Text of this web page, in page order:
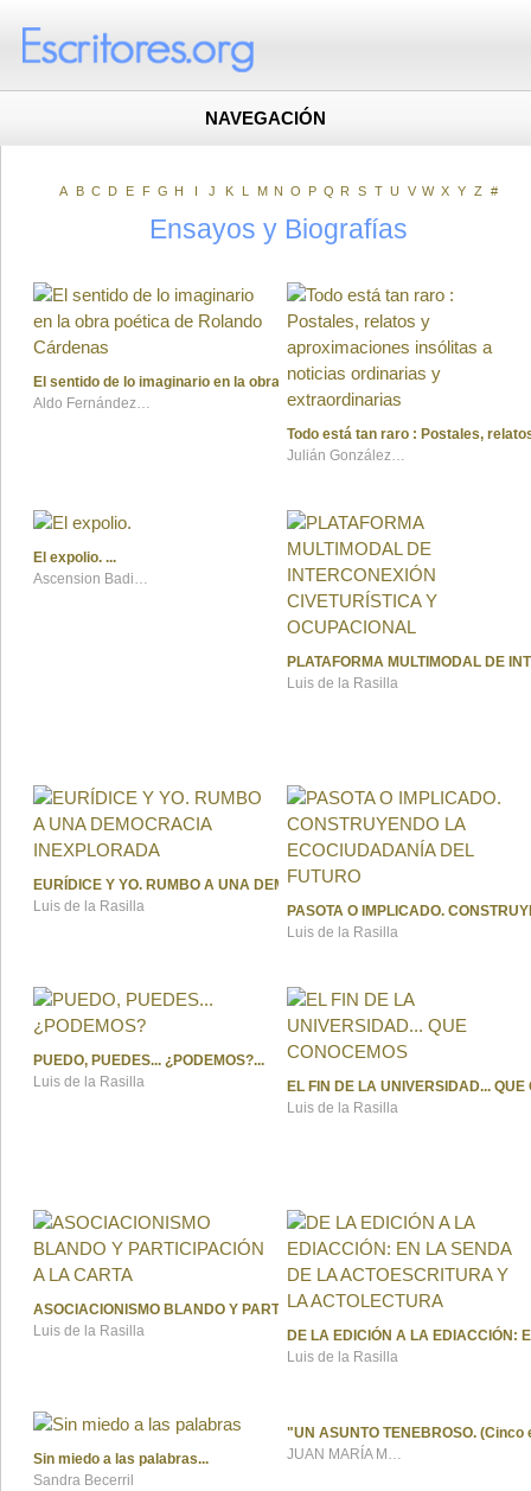
NAVEGACIÓN
A B C D E F G H J K L M N O P Q R S T U V W X Y Z #
Ensayos y Biografías
El sentido de lo imaginario en la obra poética de Rolando Cárdenas
Aldo Fernández Jaramillo
Todo está tan raro : Postales,
Julián González Mina
El expolio.
Ascension Badiola
PLATAFORMA MULTIMODAL DE
Luis de la Rasilla
EURÍDICE Y YO. RUMBO A UNA DEMOCRACIA INEXPLORADA
Luis de la Rasilla
PASOTA O IMPLICADO.
Luis de la Rasilla
PUEDO, PUEDES... ¿PODEMOS?
Luis de la Rasilla
EL FIN DE LA UNIVERSIDAD... QUE
Luis de la Rasilla
ASOCIACIONISMO BLANDO Y PARTICIPACIÓN A LA CARTA
Luis de la Rasilla
DE LA EDICIÓN A LA EDIACCIÓN:
Luis de la Rasilla
Sin miedo a las palabras
Sandra Becerril
"UN ASUNTO TENEBROSO.
JUAN MARÍA MOLINA JIMÉNEZ